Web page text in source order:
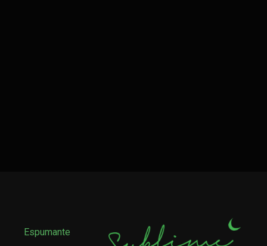
Espumante